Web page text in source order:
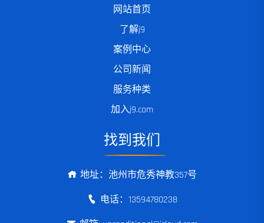
网站首页
了解j9
案例中心
公司新闻
服务种类
加入j9.com
找到我们
地址：池州市危秀神教357号
电话：13594780238